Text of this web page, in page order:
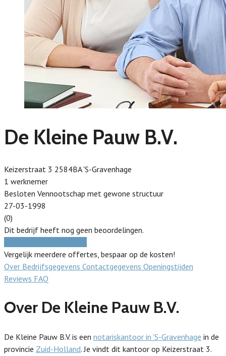
De Kleine Pauw B.V.
Keizerstraat 3 2584BA 'S-Gravenhage
1 werknemer
Besloten Vennootschap met gewone structuur
27-03-1998
(0)
Dit bedrijf heeft nog geen beoordelingen.
Vergelijk meerdere offertes, bespaar op de kosten!
Over Bedrijfsgegevens Contactgegevens Openingstijden
Reviews FAQ
Over De Kleine Pauw B.V.
De Kleine Pauw B.V. is een notariskantoor in 'S-Gravenhage in de
provincie Zuid-Holland. Je vindt dit kantoor op Keizerstraat 3.